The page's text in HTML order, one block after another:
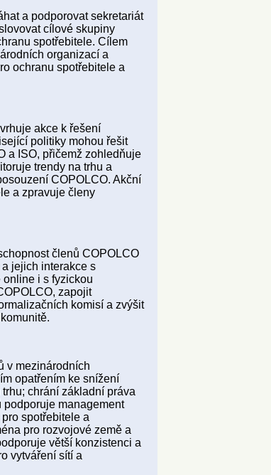
a podporovat sekretariát
cílové skupiny
spotřebitele. Cílem
organizací a
ochranu spotřebitele a
akce k řešení
politiky mohou řešit
a ISO, přičemž zohledňuje
trendy na trhu a
COPOLCO. Akční
a zpravuje členy
členů COPOLCO
jejich interakce s
i s fyzickou
zapojit
komisí a zvýšit
v mezinárodních
opatřením ke snížení
chrání základní práva
management
spotřebitele a
pro rozvojové země a
větší konzistenci a
vytváření sítí a